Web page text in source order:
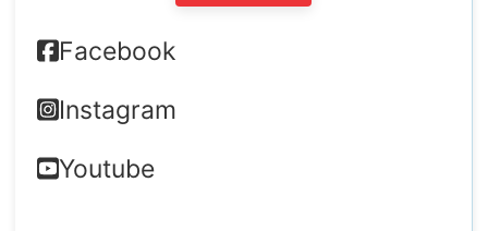
Facebook
Instagram
Youtube